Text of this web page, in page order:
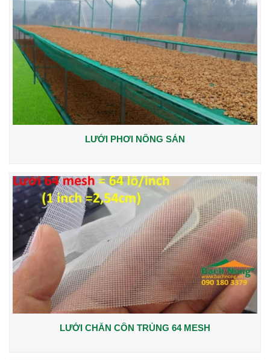
LƯỚI PHƠI NÔNG SẢN
LƯỚI CHẮN CÔN TRÙNG 64 MESH